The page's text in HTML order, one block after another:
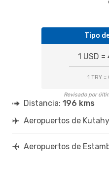
Tipo
1 USD =
1 TRY
Revisado por
Distancia: 196 kms
Aeropuertos de
Aeropuertos de